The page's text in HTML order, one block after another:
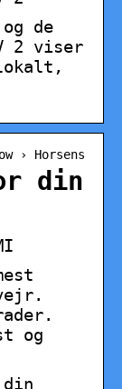
de
2 viser
› Horsens
din
og